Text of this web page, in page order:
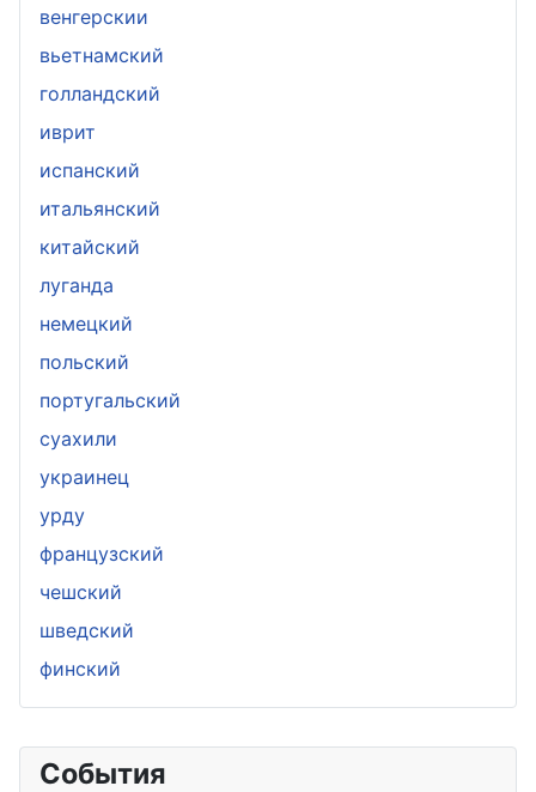
События
венгерскии
вьетнамский
голландский
иврит
испанский
итальянский
китайский
луганда
немецкий
польский
португальский
суахили
украинец
урду
французский
чешский
шведский
финский